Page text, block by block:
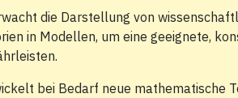
die Darstellung von
in Modellen, um eine geeignete,
bei Bedarf neue mathematische